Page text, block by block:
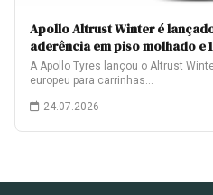
Apollo Altrust Winter é
aderência em piso molhado e
A Apollo Tyres lançou o Altrust
europeu para carrinhas…
24.07.2026